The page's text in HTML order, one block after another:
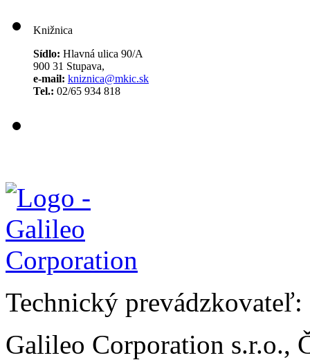
Knižnica
Sídlo: Hlavná ulica 90/A
900 31 Stupava,
e-mail: kniznica@mkic.sk
Tel.: 02/65 934 818
Technický prevádzkovateľ:
Galileo Corporation s.r.o.,